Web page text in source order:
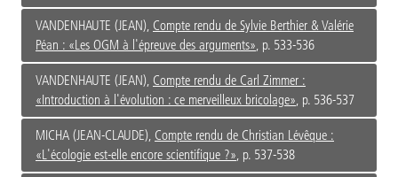
VANDENHAUTE (JEAN), Compte rendu de Sylvie Berthier & Valérie
Péan : «Les OGM à l'épreuve des arguments», p. 533-536
VANDENHAUTE (JEAN), Compte rendu de Carl Zimmer :
«Introduction à l'évolution : ce merveilleux bricolage», p. 536-537
MICHA (JEAN-CLAUDE), Compte rendu de Christian Lévêque :
«L'écologie est-elle encore scientifique ?», p. 537-538